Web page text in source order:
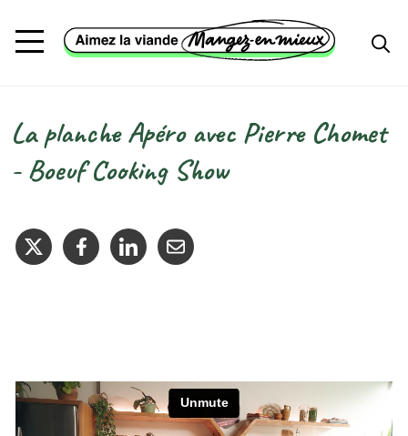
Fil d'Ariane
La planche Apéro avec Pierre Chomet
- Boeuf Cooking Show